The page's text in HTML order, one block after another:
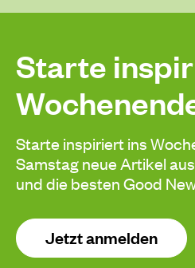
Starte
Starte inspiriert ins
Samstag neue Artikel
und die besten Good
Jetzt anmelden